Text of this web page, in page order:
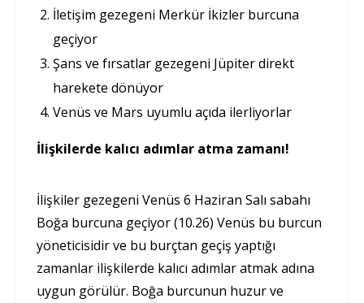
İletişim gezegeni Merkür İkizler burcuna
geçiyor
Şans ve fırsatlar gezegeni Jüpiter direkt
harekete dönüyor
Venüs ve Mars uyumlu açıda ilerliyorlar
İlişkilerde kalıcı adımlar atma zamanı!
İlişkiler gezegeni Venüs 6 Haziran Salı sabahı
Boğa burcuna geçiyor (10.26) Venüs bu burcun
yöneticisidir ve bu burçtan geçiş yaptığı
zamanlar ilişkilerde kalıcı adımlar atmak adına
uygun görülür. Boğa burcunun huzur ve